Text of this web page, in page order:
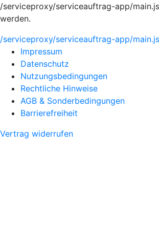
/serviceproxy/serviceauftrag-app/
werden.
/serviceproxy/serviceauftrag-app/main.js
Impressum
Datenschutz
Nutzungsbedingungen
Rechtliche Hinweise
AGB & Sonderbedingungen
Barrierefreiheit
Vertrag widerrufen